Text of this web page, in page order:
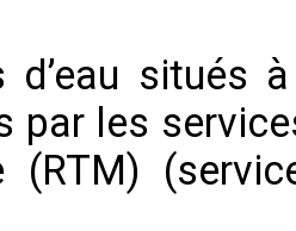
d’eau situés
par les
(RTM)